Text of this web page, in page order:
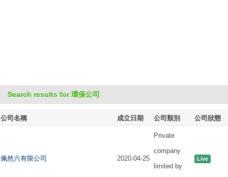
Search results for 環保公司
公司名稱 成立日期 公司類別 公司狀態
佩然六有限公司 2020-04-25
Private
company
limited by
Live